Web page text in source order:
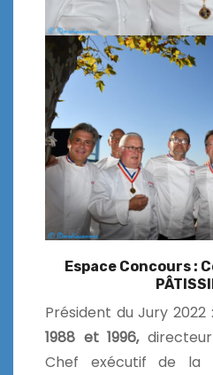
Espace Concours :
Président du Jury 2022 :
1988 et 1996,
Chef exécutif de la